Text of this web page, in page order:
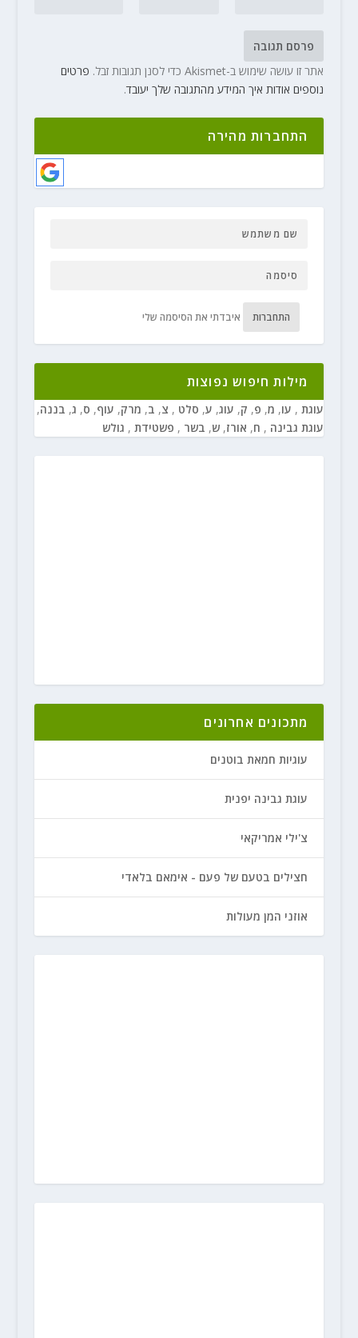
אתר זו עושה שימוש ב-Akismet כדי לסנן תגובות זבל.
פרטים
נוספים אודות איך המידע מהתגובה שלך יעובד.
התחברות מהירה
התחברות איבדתי את הסיסמה שלי
מילות חיפוש נפוצות
עוגת , עו, מ, פ, ק, עוג, ע, סלט , צ, ב, מרק, עוף, ס, ג, בננה,
עוגת גבינה , ח, אורז, ש, בשר , פשטידת , גולש
מתכונים אחרונים
עוגיות חמאת בוטנים
עוגת גבינה יפנית
צ'ילי אמריקאי
חצילים בטעם של פעם - אימאם בלאדי
אוזני המן מעולות